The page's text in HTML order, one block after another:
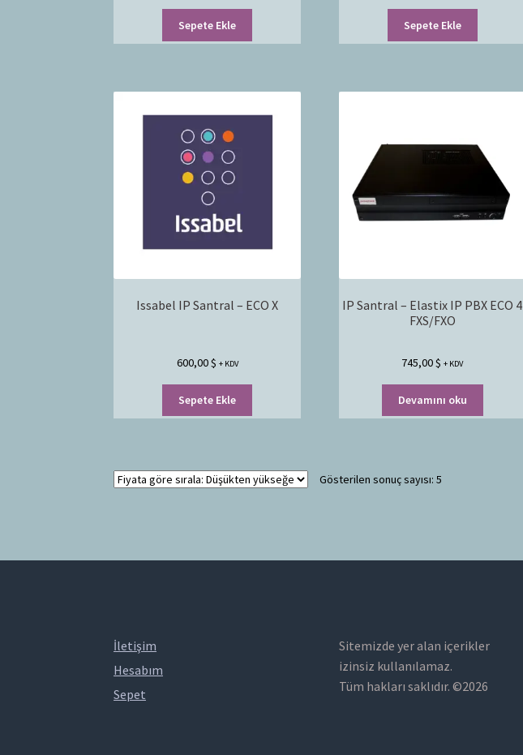
Sepete Ekle Sepete Ekle
Issabel IP Santral – ECO X
600,00$ + KDV
Sepete Ekle
IP Santral – Elastix IP PBX ECO 4
FXS/FXO
745,00$ + KDV
Devamını oku
Gösterilen sonuç sayısı: 5
İletişim
Hesabım
Sepet
Sitemizde yer alan içerikler
izinsiz kullanılamaz.
Tüm hakları saklıdır. ©2026